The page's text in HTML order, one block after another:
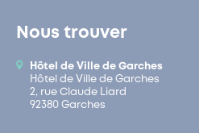
Nous trouver
Hôtel de Ville de Garches
Hôtel de Ville de Garches
2, rue Claude Liard
92380 Garches